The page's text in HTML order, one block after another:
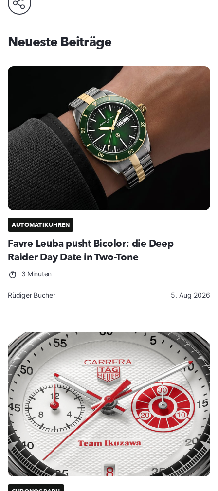
Neueste Beiträge
AUTOMATIKUHREN
Favre Leuba pusht Bicolor: die Deep
Raider Day Date in Two-Tone
3 Minuten
Rüdiger Bucher 5. Aug 2026